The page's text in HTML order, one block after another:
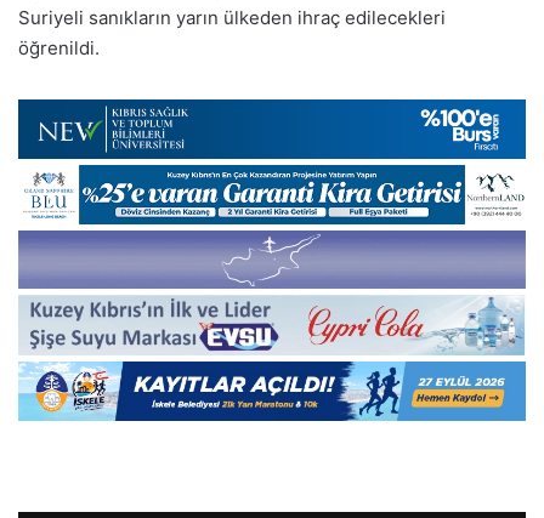
Suriyeli sanıkların yarın ülkeden ihraç edilecekleri
öğrenildi.